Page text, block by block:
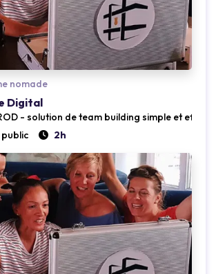
Loading...
nomade
Digital
- solution de team building simple et
public
2h